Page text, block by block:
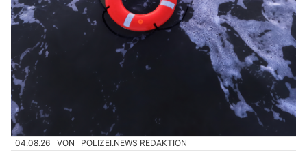
04.08.26 VON POLIZEI.NEWS REDAKTION